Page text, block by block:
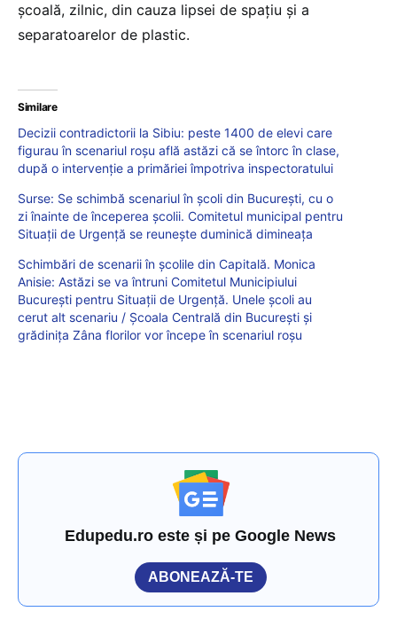
şcoală, zilnic, din cauza lipsei de spaţiu şi a
separatoarelor de plastic.
Similare
Decizii contradictorii la Sibiu: peste 1400 de elevi care
figurau în scenariul roșu află astăzi că se întorc în clase,
după o intervenție a primăriei împotriva inspectoratului
Surse: Se schimbă scenariul în școli din București, cu o
zi înainte de începerea școlii. Comitetul municipal pentru
Situații de Urgență se reunește duminică dimineața
Schimbări de scenarii în școlile din Capitală. Monica
Anisie: Astăzi se va întruni Comitetul Municipiului
București pentru Situații de Urgență. Unele școli au
cerut alt scenariu / Școala Centrală din București și
grădinița Zâna florilor vor începe în scenariul roșu
Edupedu.ro este și pe Google News
ABONEAZĂ-TE